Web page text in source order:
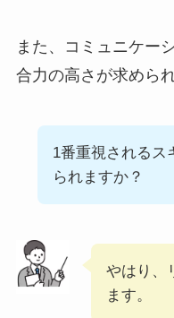
また、コミュニケー
合力の高さが求められ
1番重視されるス
られますか？
やはり、
ます。